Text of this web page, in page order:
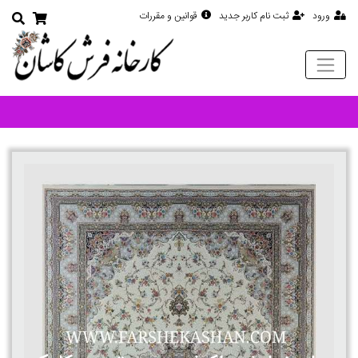
ورود ثبت نام کاربر جدید قوانین و مقررات